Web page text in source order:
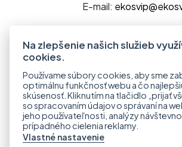
E-mail:
Na zlepšenie našich služieb
cookies.
Používame súbory cookies, aby sme
optimálnu funkčnosť webu a čo
skúsenosť. Kliknutím na tlačidlo „prijať
so spracovaním údajov o správaní na
jeho používateľnosti, analýzy
prípadného cielenia reklamy.
Vlastné nastavenie